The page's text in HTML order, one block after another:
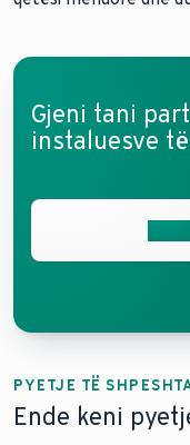
Gjeni tani
instaluesve
PYETJE TË
Ende keni